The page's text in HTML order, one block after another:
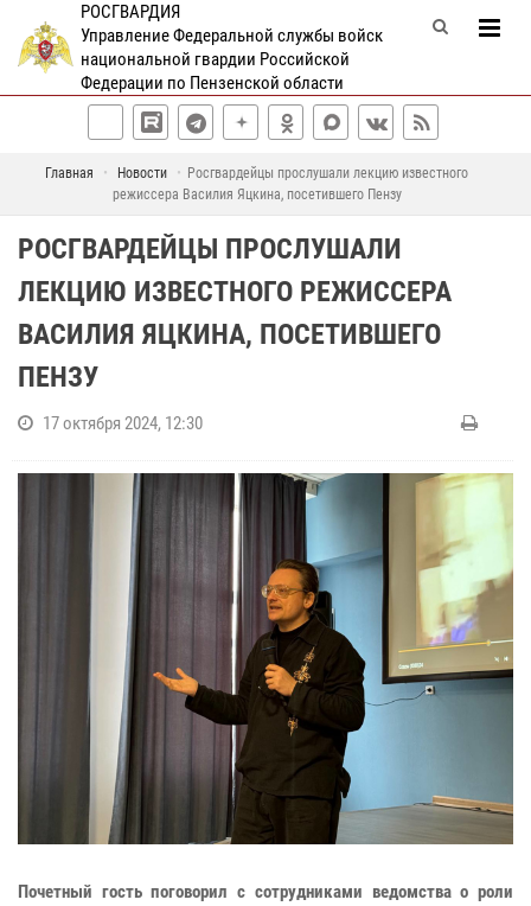
РОСГВАРДИЯ
Управление Федеральной службы войск
национальной гвардии Российской
Федерации по Пензенской области
Главная Новости
Росгвардейцы прослушали лекцию известного
режиссера Василия Яцкина, посетившего Пензу
РОСГВАРДЕЙЦЫ ПРОСЛУШАЛИ
ЛЕКЦИЮ ИЗВЕСТНОГО РЕЖИССЕРА
ВАСИЛИЯ ЯЦКИНА, ПОСЕТИВШЕГО
ПЕНЗУ
17 октября 2024, 12:30
Почетный гость поговорил с сотрудниками ведомства о роли